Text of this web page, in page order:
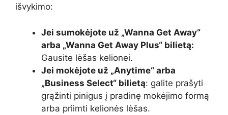
išvykimo:
Jei sumokėjote už „Wanna Get Away“
arba „Wanna Get Away Plus“ bilietą:
Gausite lėšas kelionei.
Jei mokėjote už „Anytime“ arba
„Business Select“ bilietą: galite prašyti
grąžinti pinigus į pradinę mokėjimo formą
arba priimti kelionės lėšas.